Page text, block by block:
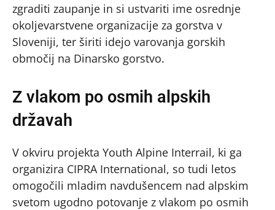
zgraditi zaupanje in si ustvariti ime osrednje
okoljevarstvene organizacije za gorstva v
Sloveniji, ter širiti idejo varovanja gorskih
območij na Dinarsko gorstvo.
Z vlakom po osmih alpskih
državah
V okviru projekta Youth Alpine Interrail, ki ga
organizira CIPRA International, so tudi letos
omogočili mladim navdušencem nad alpskim
svetom ugodno potovanje z vlakom po osmih